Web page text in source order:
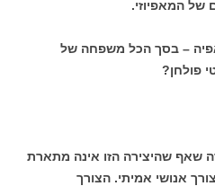
של המאפיוזי.
– בסך הכל משפחה של
פולחן?
שאף שהיצירה הזו אינה מתארת
אנושי אמיתי. הצורך